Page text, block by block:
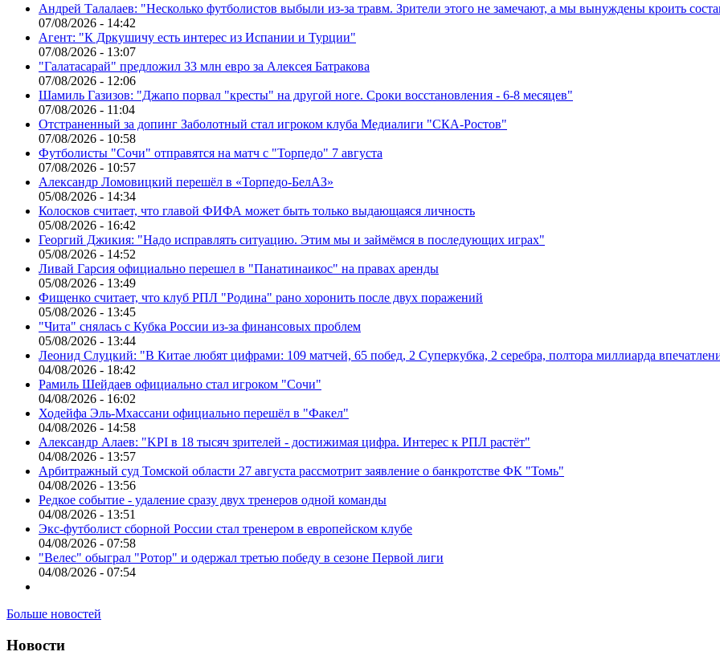
Андрей Талалаев: "Несколько футболистов выбыли из-за травм. Зрители этого не замечают, а мы вынуждены кроить
07/08/2026 - 14:42
Агент: "К Дркушичу есть интерес из Испании и Турции"
07/08/2026 - 13:07
"Галатасарай" предложил 33 млн евро за Алексея Батракова
07/08/2026 - 12:06
Шамиль Газизов: "Джапо порвал "кресты" на другой ноге. Сроки восстановления - 6-8 месяцев"
07/08/2026 - 11:04
Отстраненный за допинг Заболотный стал игроком клуба Медиалиги "СКА-Ростов"
07/08/2026 - 10:58
Футболисты "Сочи" отправятся на матч с "Торпедо" 7 августа
07/08/2026 - 10:57
Александр Ломовицкий перешёл в «Торпедо-БелАЗ»
05/08/2026 - 14:34
Колосков считает, что главой ФИФА может быть только выдающаяся личность
05/08/2026 - 16:42
Георгий Джикия: "Надо исправлять ситуацию. Этим мы и займёмся в последующих играх"
05/08/2026 - 14:52
Ливай Гарсия официально перешел в "Панатинаикос" на правах аренды
05/08/2026 - 13:49
Фищенко считает, что клуб РПЛ "Родина" рано хоронить после двух поражений
05/08/2026 - 13:45
"Чита" снялась с Кубка России из-за финансовых проблем
05/08/2026 - 13:44
Леонид Слуцкий: "В Китае любят цифрами: 109 матчей, 65 побед, 2 Суперкубка, 2 серебра, полтора миллиарда
04/08/2026 - 18:42
Рамиль Шейдаев официально стал игроком "Сочи"
04/08/2026 - 16:02
Ходейфа Эль-Мхассани официально перешёл в "Факел"
04/08/2026 - 14:58
Александр Алаев: "KPI в 18 тысяч зрителей - достижимая цифра. Интерес к РПЛ растёт"
04/08/2026 - 13:57
Арбитражный суд Томской области 27 августа рассмотрит заявление о банкротстве ФК "Томь"
04/08/2026 - 13:56
Редкое событие - удаление сразу двух тренеров одной команды
04/08/2026 - 13:51
Экс-футболист сборной России стал тренером в европейском клубе
04/08/2026 - 07:58
"Велес" обыграл "Ротор" и одержал третью победу в сезоне Первой лиги
04/08/2026 - 07:54
Больше новостей
Новости